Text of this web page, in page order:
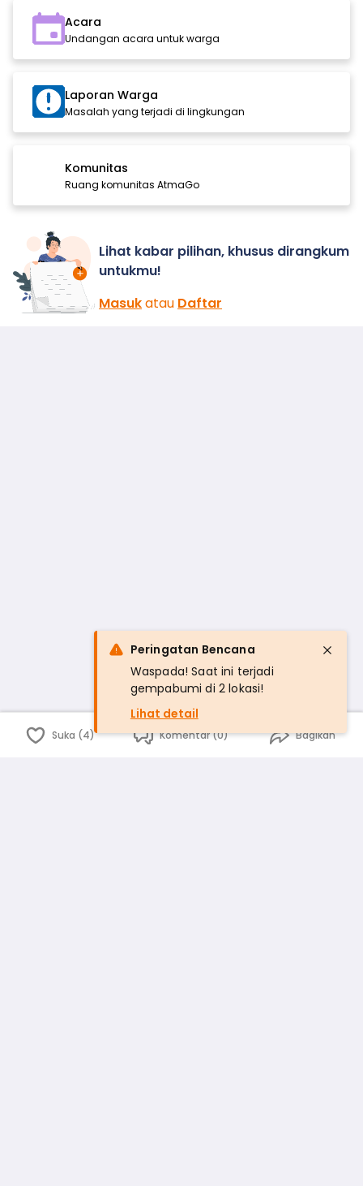
Acara
Undangan acara untuk warga
Laporan Warga
Masalah yang terjadi di lingkungan
Komunitas
Ruang komunitas AtmaGo
Lihat kabar pilihan, khusus dirangkum
untukmu!
Masukatau Daftar
Suka (4) Komentar (0) Bagikan
Peringatan Bencana
Waspada! Saat ini terjadi
gempabumi di 2 lokasi!
Lihat detail